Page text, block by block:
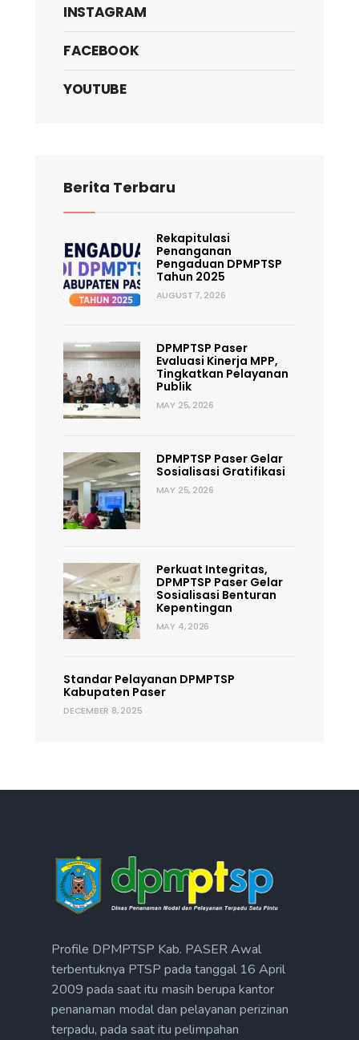
INSTAGRAM
FACEBOOK
YOUTUBE
Berita Terbaru
Rekapitulasi
Penanganan
Pengaduan DPMPTSP
Tahun 2025
AUGUST 7, 2026
DPMPTSP Paser
Evaluasi Kinerja MPP,
Tingkatkan Pelayanan
Publik
MAY 25, 2026
DPMPTSP Paser Gelar
Sosialisasi Gratifikasi
MAY 25, 2026
Perkuat Integritas,
DPMPTSP Paser Gelar
Sosialisasi Benturan
Kepentingan
MAY 4, 2026
Standar Pelayanan DPMPTSP
Kabupaten Paser
DECEMBER 8, 2025
Profile DPMPTSP Kab. PASER Awal
terbentuknya PTSP pada tanggal 16 April
2009 pada saat itu masih berupa kantor
penanaman modal dan pelayanan perizinan
terpadu, pada saat itu pelimpahan